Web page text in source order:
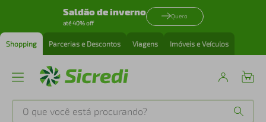
Saldão de inverno
até 40% off
Quero
Shopping Parcerias e Descontos Viagens Imóveis e Veículos
O que você está procurando?